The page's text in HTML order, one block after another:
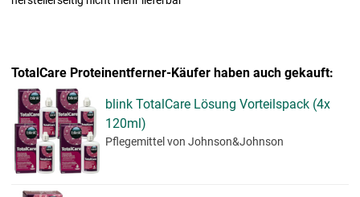
TotalCare Proteinentferner-Käufer haben auch gekauft:
blink TotalCare Lösung Vorteilspack (4x
120ml)
Pflegemittel von Johnson&Johnson